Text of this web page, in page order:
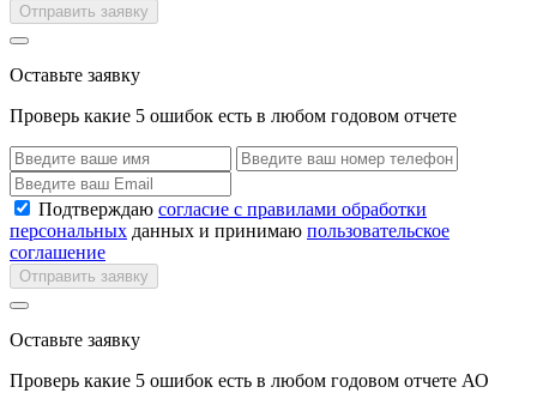
Отправить заявку
Оставьте заявку
Проверь какие 5 ошибок есть в любом годовом отчете
Подтверждаю согласие с правилами обработки
персональных данных и принимаю пользовательское
соглашение
Отправить заявку
Оставьте заявку
Проверь какие 5 ошибок есть в любом годовом отчете АО